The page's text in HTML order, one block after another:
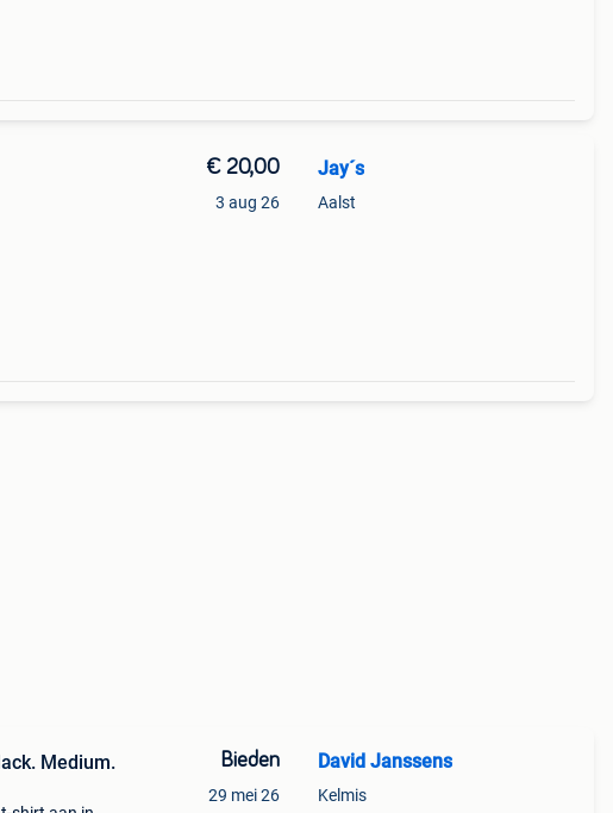
€ 20,00
3 aug 26
Jay´s
Aalst
Medium.
Bieden
29 mei 26
David Janssens
Kelmis